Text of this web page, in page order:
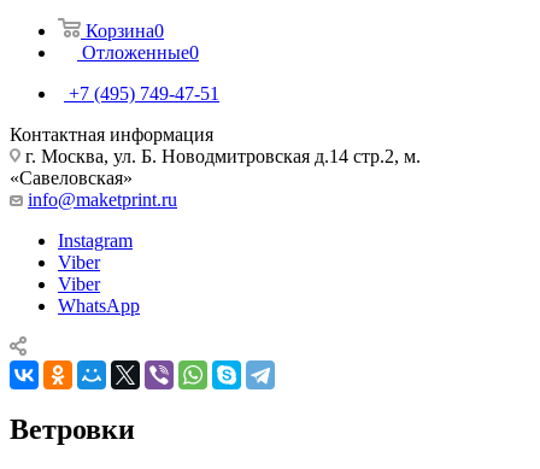
Корзина0
Отложенные0
+7 (495) 749-47-51
Контактная информация
г. Москва, ул. Б. Новодмитровская д.14 стр.2, м.
«Савеловская»
info@maketprint.ru
Instagram
Viber
Viber
WhatsApp
Ветровки